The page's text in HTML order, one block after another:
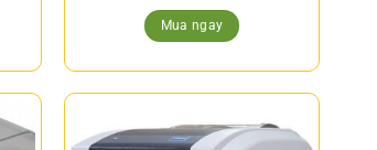
Mua ngay